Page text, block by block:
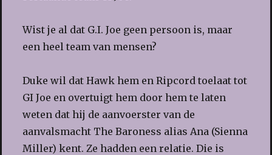
Wist je al dat G.I. Joe geen persoon is, maar
een heel team van mensen?
Duke wil dat Hawk hem en Ripcord toelaat tot
GI Joe en overtuigt hem door hem te laten
weten dat hij de aanvoerster van de
aanvalsmacht The Baroness alias Ana (Sienna
Miller) kent. Ze hadden een relatie. Die is